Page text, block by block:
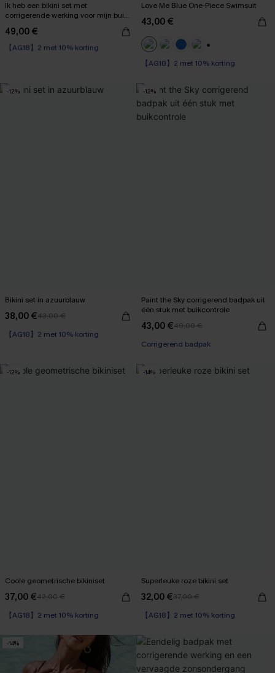
Ik heb een bikini set met
corrigerende werking voor mijn buik
49,00 €
【AG18】2 met 10% korting
High Waist
Love Me Blue One-Piece Swimsuit
43,00 €
【AG18】2 met 10% korting
-12%
Bikini set in azuurblauw
38,00 €43,00 €
【AG18】2 met 10% korting
-12%
Paint the Sky corrigerend badpak uit
één stuk met buikcontrole
43,00 €49,00 €
Corrigerend badpak
-12%
Coole geometrische bikiniset
37,00 €42,00 €
【AG18】2 met 10% korting
-14%
Superleuke roze bikini set
32,00 €37,00 €
【AG18】2 met 10% korting
-14%